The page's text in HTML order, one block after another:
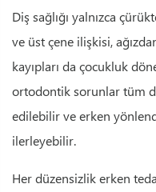
Diş sağlığı yalnızca
ve üst çene ilişkisi,
kayıpları da çocukluk
ortodontik sorunlar tüm
edilebilir ve erken
ilerleyebilir.
Her düzensizlik erken